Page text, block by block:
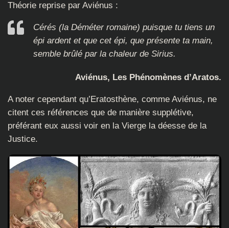
Théorie reprise par Aviénus :
Cérés (la Déméter romaine) puisque tu tiens un
épi ardent et que cet épi, que présente ta main,
semble brûlé par la chaleur de Sirius.
Aviénus, Les Phénomènes d’Aratos.
A noter cependant qu’Eratosthène, comme Aviénus, ne
citent ces références que de manière supplétive,
préférant eux aussi voir en la Vierge la déesse de la
Justice.